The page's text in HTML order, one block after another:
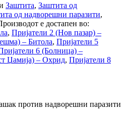
Заштита, Заштита од
од надворешни паразити,
е достапен во:
, Пријатели 2 (Нов пазар) –
– Битола, Пријатели 5
6 (Болница) –
Џамија) – Охрид, Пријатели 8
против надворешни паразити